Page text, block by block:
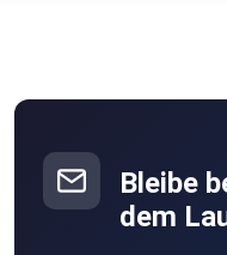
Bleibe
dem